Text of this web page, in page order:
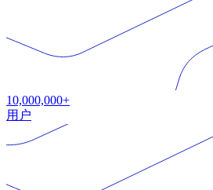
10,000,000+
用户